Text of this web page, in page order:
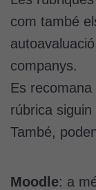
com també
companys.
Es
rúbrica
També,
Moodle: a